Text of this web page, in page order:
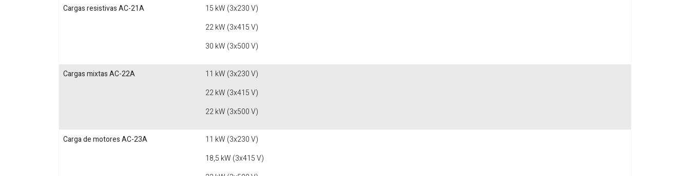
Cargas resistivas AC-21A
15 kW (3x230 V)
22 kW (3x415 V)
30 kW (3x500 V)
Cargas mixtas AC-22A
11 kW (3x230 V)
22 kW (3x415 V)
22 kW (3x500 V)
Carga de motores AC-23A
11 kW (3x230 V)
18,5 kW (3x415 V)